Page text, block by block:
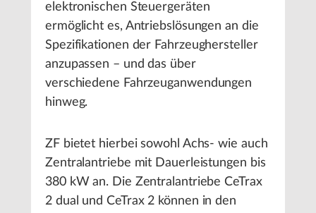
elektronischen Steuergeräten
ermöglicht es, Antriebslösungen an die
Spezifikationen der Fahrzeughersteller
anzupassen – und das über
verschiedene Fahrzeuganwendungen
hinweg.
ZF bietet hierbei sowohl Achs- wie auch
Zentralantriebe mit Dauerleistungen bis
380 kW an. Die Zentralantriebe CeTrax
2 dual und CeTrax 2 können in den